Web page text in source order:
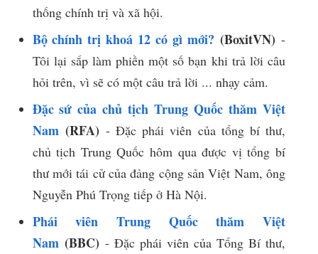
thống chính trị và xã hội.
Bộ chính trị khoá 12 có gì mới? (BoxitVN) -
Tôi lại sắp làm phiền một số bạn khi trả lời câu
hỏi trên, vì sẽ có một câu trả lời ... nhạy cảm.
Đặc sứ của chủ tịch Trung Quốc thăm Việt
Nam(RFA) - Đặc phái viên của tổng bí thư,
chủ tịch Trung Quốc hôm qua được vị tổng bí
thư mới tái cử của đảng cộng sản Việt Nam, ông
Nguyễn Phú Trọng tiếp ở Hà Nội.
Phái viên Trung Quốc thăm Việt
Nam(BBC) - Đặc phái viên của Tổng Bí thư,